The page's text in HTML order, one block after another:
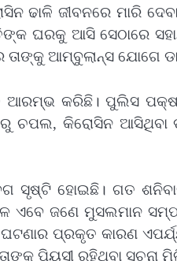
ଢାଳି ଜୀବନରେ ମାରି
ଘରକୁ ଆସି ସେଠାରେ
ଆମ୍ବୁଲାନ୍ସ ଯୋଗେ
କରିଛି। ପୁଲିସ
ଚପଲ, କିରୋସିନ
ସୃଷ୍ଟି ହୋଇଛି। ଗତ
ଜଣେ ମୁସଲମାନ
ପ୍ରକୃତ କାରଣ
ପିୟୁସୀ ରହିଥିବା ସୂଚନା